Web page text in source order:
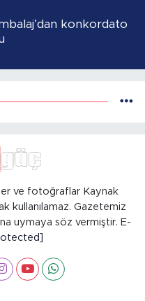
konkordato
ve fotoğraflar Kaynak
kullanılamaz. Gazetemiz
uymaya söz vermiştir. E-